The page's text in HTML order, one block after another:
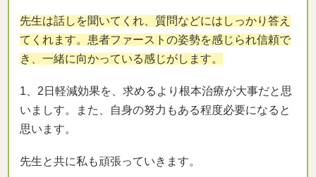
先生は話しを聞いてくれ、質問などにはしっかり答え
てくれます。患者ファーストの姿勢を感じられ信頼で
き、一緒に向かっている感じがします。
1、2日軽減効果を、求めるより根本治療が大事だと思
いましす。また、自身の努力もある程度必要になると
思います。
先生と共に私も頑張っていきます。